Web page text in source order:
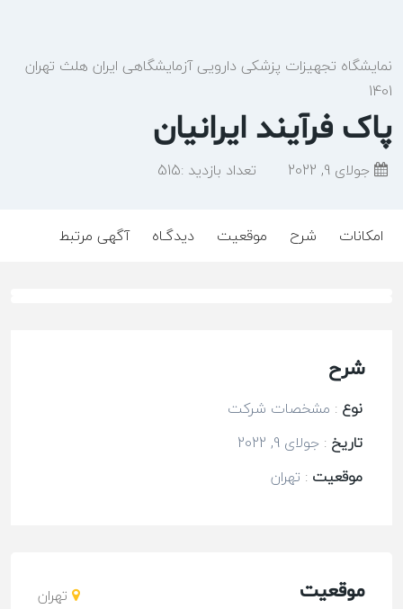
نمایشگاه تجهیزات پزشکی دارویی آزمایشگاهی ایران هلث تهران
1401
پاک فرآیند ایرانیان
جولای 9, 2022 تعداد بازدید :515
امکانات شرح موقعیت دیدگـاه آگهی مرتبط
شرح
نوع : مشخصات شرکت
تاریخ : جولای 9, 2022
موقعیت : تهران
موقعیت تهران